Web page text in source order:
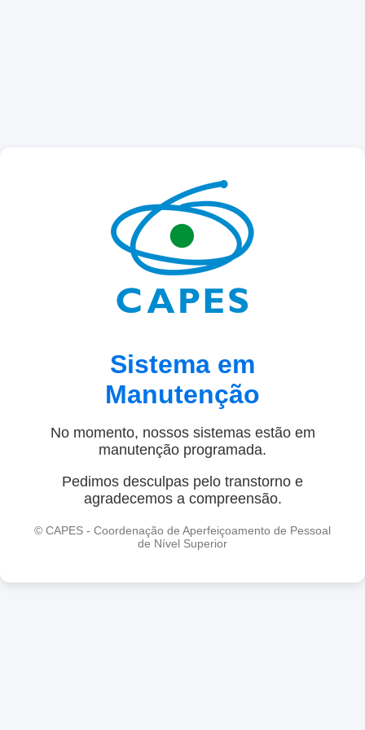
Sistema em
Manutenção
No momento, nossos sistemas estão em
manutenção programada.
Pedimos desculpas pelo transtorno e
agradecemos a compreensão.
© CAPES - Coordenação de Aperfeiçoamento de Pessoal
de Nível Superior